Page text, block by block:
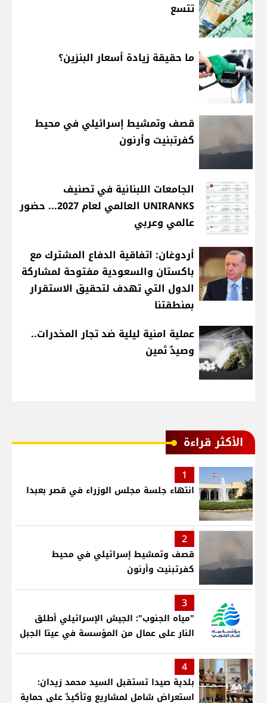
تتسع
ما حقيقة زيادة أسعار البنزين؟
قصف وتمشيط إسرائيلي في محيط
كفرتبنيت وأرنون
الجامعات اللبنانية في تصنيف
UNIRANKS العالمي لعام 2027... حضور
عالمي وعربي
أردوغان: اتفاقية الدفاع المشترك مع
باكستان والسعودية مفتوحة لمشاركة
الدول التي تهدف لتحقيق الاستقرار
بمنطقتنا
عملية امنية ليلية ضد تجار المخدرات..
وصيدٌ ثمين
الأكثر قراءة
1
انتهاء جلسة مجلس الوزراء في قصر بعبدا
2
قصف وتمشيط إسرائيلي في محيط
كفرتبنيت وأرنون
3
"مياه الجنوب": الجيش الإسرائيلي أطلق
النار على عمال من المؤسسة في عيتا الجبل
4
بلدية صيدا تستقبل السيد محمد زيدان:
استعراض شامل لمشاريع وتأكيدٌ على حماية